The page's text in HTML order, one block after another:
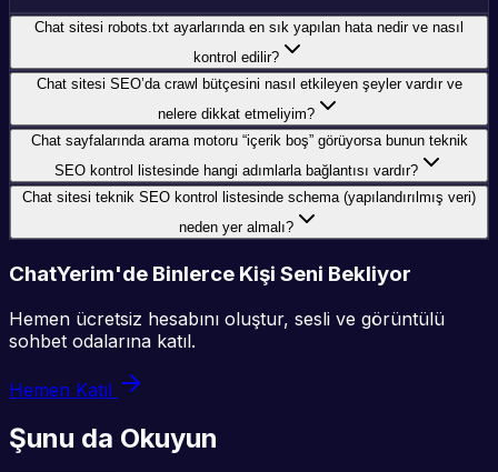
Chat sitesi robots.txt ayarlarında en sık yapılan hata nedir ve nasıl
kontrol edilir?
Chat sitesi SEO’da crawl bütçesini nasıl etkileyen şeyler vardır ve
nelere dikkat etmeliyim?
Chat sayfalarında arama motoru “içerik boş” görüyorsa bunun teknik
SEO kontrol listesinde hangi adımlarla bağlantısı vardır?
Chat sitesi teknik SEO kontrol listesinde schema (yapılandırılmış veri)
neden yer almalı?
ChatYerim'de Binlerce Kişi Seni Bekliyor
Hemen ücretsiz hesabını oluştur, sesli ve görüntülü
sohbet odalarına katıl.
Hemen Katıl
Şunu da Okuyun